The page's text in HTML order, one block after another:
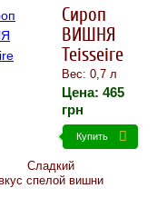
Сироп
ВИШНЯ
Teisseire
Вес: 0,7 л
Цена: 465
грн
Купить
Сладкий
спелой вишни